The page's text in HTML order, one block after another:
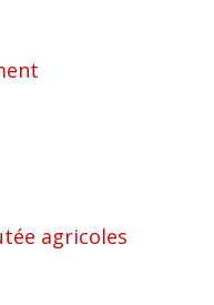
agricoles